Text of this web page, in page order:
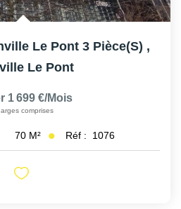
Le Pont 3 Pièce(s) ,
Le Pont
1 699 €/mois
comprises
70 M² Réf : 1076